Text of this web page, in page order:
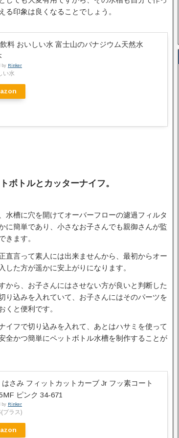
る印象は良くなることでしょう。
料 おいしい水 富士山のバナジウム天然水
by Rinker
い水
ボトルとカッターナイフ。
水槽に穴を開けてオーバーフローの濾過フィルタ
に簡単であり、小さなお子さんでも親御さんが監
きます。
直言って素人には出来ませんから、最初からオー
た方が遥かに安上がりになります。
から、お子さんにはさせない方が良いと判断した
り込みを入れていて、お子さんにはそのパーツを
くと便利です。
イフで切り込みを入れて、あとはハサミを使って
全かつ簡単にペットボトル水槽を制作することが
はさみ フィットカットカーブ Jr フッ素コート
ピンク 34-671
by Rinker
プラス)